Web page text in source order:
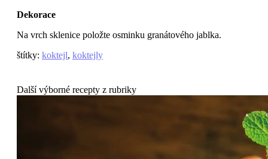
Dekorace
Na vrch sklenice položte osminku granátového jablka.
štítky: koktejl, koktejly
Další výborné recepty z rubriky